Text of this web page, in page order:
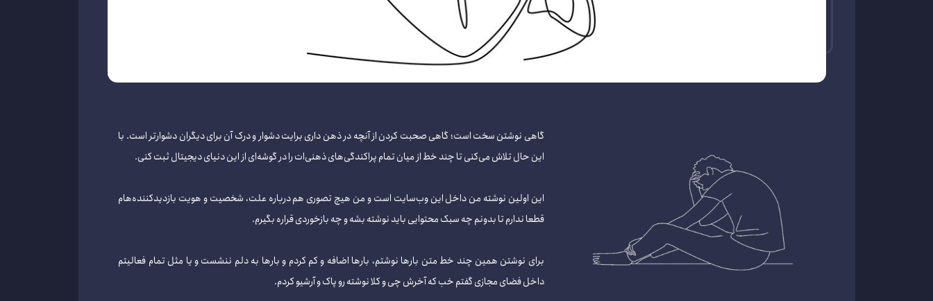
گاهی نوشتن سخت است؛ گاهی صحبت کردن از آنچه در ذهن داری برایت دشوار و درک آن برای دیگران دشوارتر است. با
این حال تلاش می‌کنی تا چند خط از میان تمام پراکندگی‌های ذهنی‌ات را در گوشه‌ای از این دنیای دیجیتال ثبت کنی.
این اولین نوشته من داخل این وب‌سایت است و من هیچ تصوری هم درباره علت، شخصیت و هویت بازدیدکننده‌هام
قطعا ندارم تا بدونم چه سبک محتوایی باید نوشته بشه و چه بازخوردی قراره بگیرم.
برای نوشتن همین چند خط متن بارها نوشتم، بارها اضافه و کم کردم و بارها به دلم ننشست و یا مثل تمام فعالیتم
داخل فضای مجازی گفتم خب که آخرش چی و کلا نوشته رو پاک و آرشیو کردم.